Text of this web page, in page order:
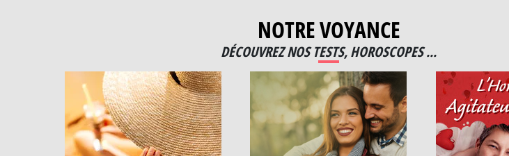
NOTRE VOYANCE
DÉCOUVREZ NOS TESTS, HOROSCOPES ...